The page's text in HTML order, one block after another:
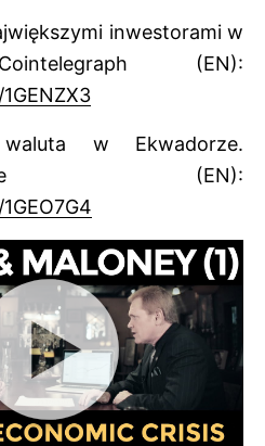
inwestorami w
(EN):
waluta w Ekwadorze.
(EN):